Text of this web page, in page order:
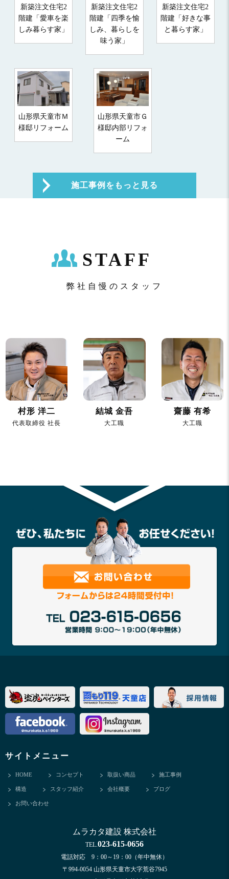
新築注文住宅2
階建「愛車を楽
しみ暮らす家」
新築注文住宅2
階建「四季を愉
しみ、暮らしを
味う家」
新築注文住宅2
階建「好きな事
と暮らす家」
山形県天童市Ｍ
様邸リフォーム
山形県天童市Ｇ
様邸内部リフォ
ーム
施工事例をもっと見る
STAFF
弊社自慢のスタッフ
村形 洋二
代表取締役 社長
結城 金吾
大工職
齋藤 有希
大工職
サイトメニュー
HOME コンセプト 取扱い商品 施工事例
構造 スタッフ紹介 会社概要 ブログ
お問い合わせ
ムラカタ建設 株式会社
TEL.023-615-0656
電話対応 9：00～19：00（年中無休）
〒994-0054 山形県天童市大字荒谷7945